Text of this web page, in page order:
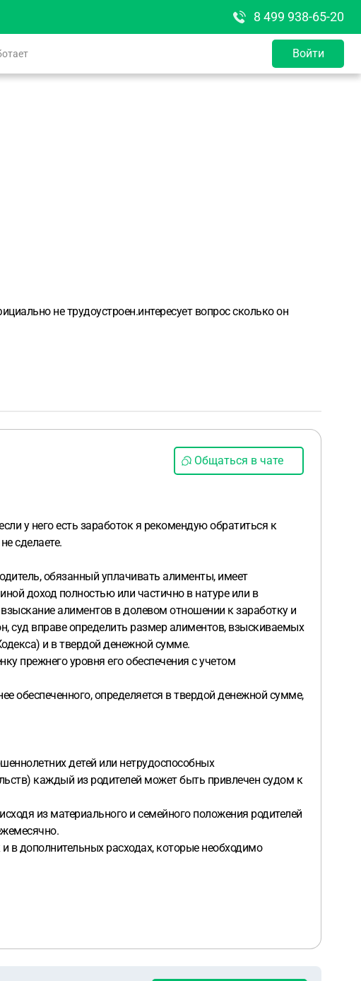
8 499 938-65-20
Войти
не трудоустроен.интересует вопрос сколько он
Общаться в чате
у него есть заработок я рекомендую обратиться к
сделаете.
обязанный уплачивать алименты, имеет
доход полностью или частично в натуре или в
взыскание алиментов в долевом отношении к заработку и
суд вправе определить размер алиментов, взыскиваемых
и в твердой денежной сумме.
прежнего уровня его обеспечения с учетом
обеспеченного, определяется в твердой денежной сумме,
детей или нетрудоспособных
каждый из родителей может быть привлечен судом к
из материального и семейного положения родителей
в дополнительных расходах, которые необходимо